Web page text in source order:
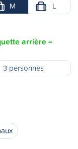
M L
arrière =
3 personnes